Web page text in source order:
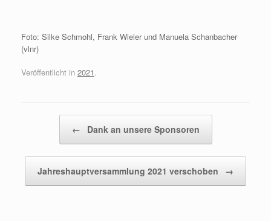
Foto: Silke Schmohl, Frank Wieler und Manuela Schanbacher
(vlnr)
Veröffentlicht in 2021.
← Dank an unsere Sponsoren
Jahreshauptversammlung 2021 verschoben →